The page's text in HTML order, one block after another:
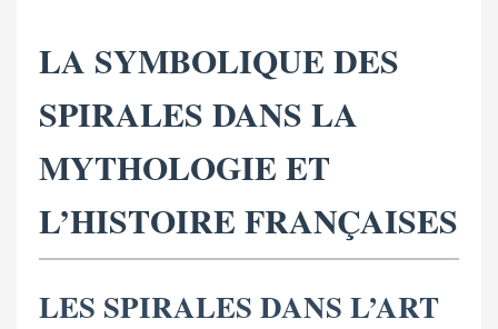
LA SYMBOLIQUE DES
SPIRALES DANS LA
MYTHOLOGIE ET
L’HISTOIRE FRANÇAISES
LES SPIRALES DANS L’ART